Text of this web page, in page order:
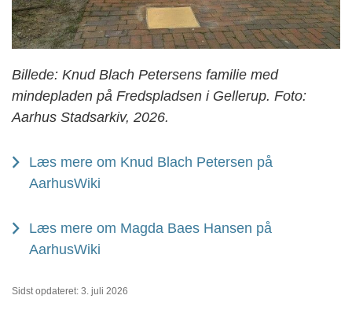
Billede: Knud Blach Petersens familie med
mindepladen på Fredspladsen i Gellerup. Foto:
Aarhus Stadsarkiv, 2026.
Læs mere om Knud Blach Petersen på
AarhusWiki
Læs mere om Magda Baes Hansen på
AarhusWiki
Sidst opdateret: 3. juli 2026